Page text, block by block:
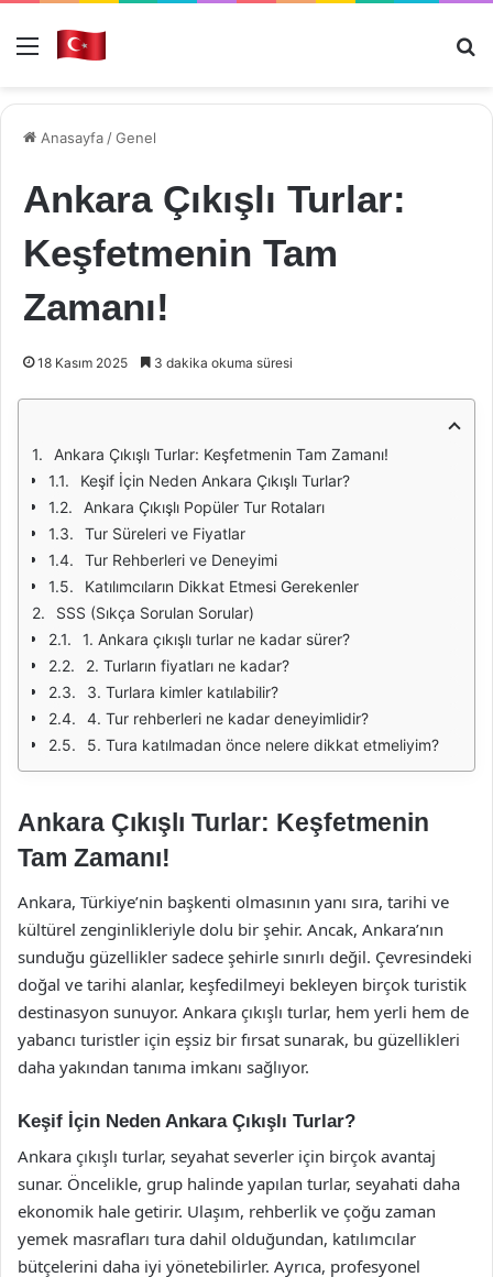
Menü
Anasayfa /Genel
Ankara Çıkışlı Turlar:
Keşfetmenin Tam
Zamanı!
18 Kasım 2025 3 dakika okuma süresi
Ankara Çıkışlı Turlar: Keşfetmenin Tam Zamanı!
Keşif İçin Neden Ankara Çıkışlı Turlar?
Ankara Çıkışlı Popüler Tur Rotaları
Tur Süreleri ve Fiyatlar
Tur Rehberleri ve Deneyimi
Katılımcıların Dikkat Etmesi Gerekenler
SSS (Sıkça Sorulan Sorular)
1. Ankara çıkışlı turlar ne kadar sürer?
2. Turların fiyatları ne kadar?
3. Turlara kimler katılabilir?
4. Tur rehberleri ne kadar deneyimlidir?
5. Tura katılmadan önce nelere dikkat etmeliyim?
Ankara Çıkışlı Turlar: Keşfetmenin
Tam Zamanı!
Ankara, Türkiye’nin başkenti olmasının yanı sıra, tarihi ve
kültürel zenginlikleriyle dolu bir şehir. Ancak, Ankara’nın
sunduğu güzellikler sadece şehirle sınırlı değil. Çevresindeki
doğal ve tarihi alanlar, keşfedilmeyi bekleyen birçok turistik
destinasyon sunuyor. Ankara çıkışlı turlar, hem yerli hem de
yabancı turistler için eşsiz bir fırsat sunarak, bu güzellikleri
daha yakından tanıma imkanı sağlıyor.
Keşif İçin Neden Ankara Çıkışlı Turlar?
Ankara çıkışlı turlar, seyahat severler için birçok avantaj
sunar. Öncelikle, grup halinde yapılan turlar, seyahati daha
ekonomik hale getirir. Ulaşım, rehberlik ve çoğu zaman
yemek masrafları tura dahil olduğundan, katılımcılar
bütçelerini daha iyi yönetebilirler. Ayrıca, profesyonel